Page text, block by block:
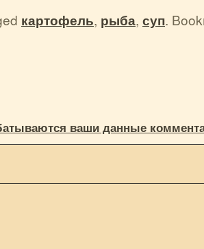
картофель, рыба, суп.
ваши данные